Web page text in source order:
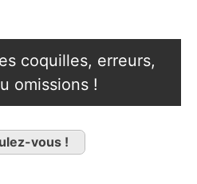
coquilles, erreurs,
omissions !
vous !